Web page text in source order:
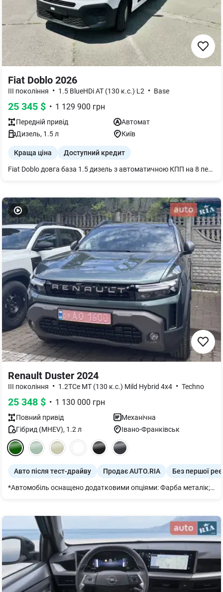
Fiat Doblo 2026
III покоління • 1.5 BlueHDi AT (130 к.с.) L2 • Base
25 345 $ • 1 129 900 грн
Передній привід
Автомат
Дизель, 1.5л Київ
Краща ціна Доступний кредит
Fiat Doblo довга база 1.5 дизель з автоматичною КПП на 8 передач
Renault Duster 2024
III покоління • 1.2TCe MT (130 к.с.) Mild Hybrid 4x4 • Techno
25 348 $ • 1 130 000 грн
Повний привід
Механічна
Гібрид (MHEV), 1.2 л Івано-Франківськ
Авто після тест-драйву Продає AUTO.RIA Без першої
*Автомобіль оснащено додатковими опціями: Фарба металік; підігрів керма, передніх сидінь, камера 360; задній та передній парктронік; система сліпих зон.